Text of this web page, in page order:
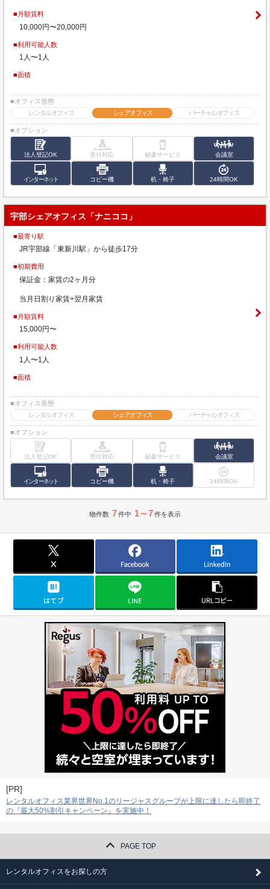
■月額賃料
10,000円〜20,000円
■利用可能人数
1人〜1人
■面積
■オフィス形態
レンタルオフィス
シェアオフィス バーチャルオフィス
■オプション
法人登記OK 受付対応 秘書サービス 会議室
インターネット コピー機 机・椅子 24時間OK
宇部シェアオフィス「ナニココ」
■最寄り駅
JR宇部線「東新川駅」から徒歩17分
■初期費用
保証金：家賃の2ヶ月分
当月日割り家賃+翌月家賃
■月額賃料
15,000円〜
■利用可能人数
1人〜1人
■面積
■オフィス形態
レンタルオフィス
シェアオフィス バーチャルオフィス
■オプション
法人登記OK 受付対応 秘書サービス 会議室
インターネット コピー機 机・椅子 24時間OK
物件数 7件中 1～7件を表示
[PR]
レンタルオフィス業界世界No.1のリージャスグループが上限に達したら即終了
の『最大50%割引キャンペーン』を実施中！
PAGE TOP
レンタルオフィスをお探しの方